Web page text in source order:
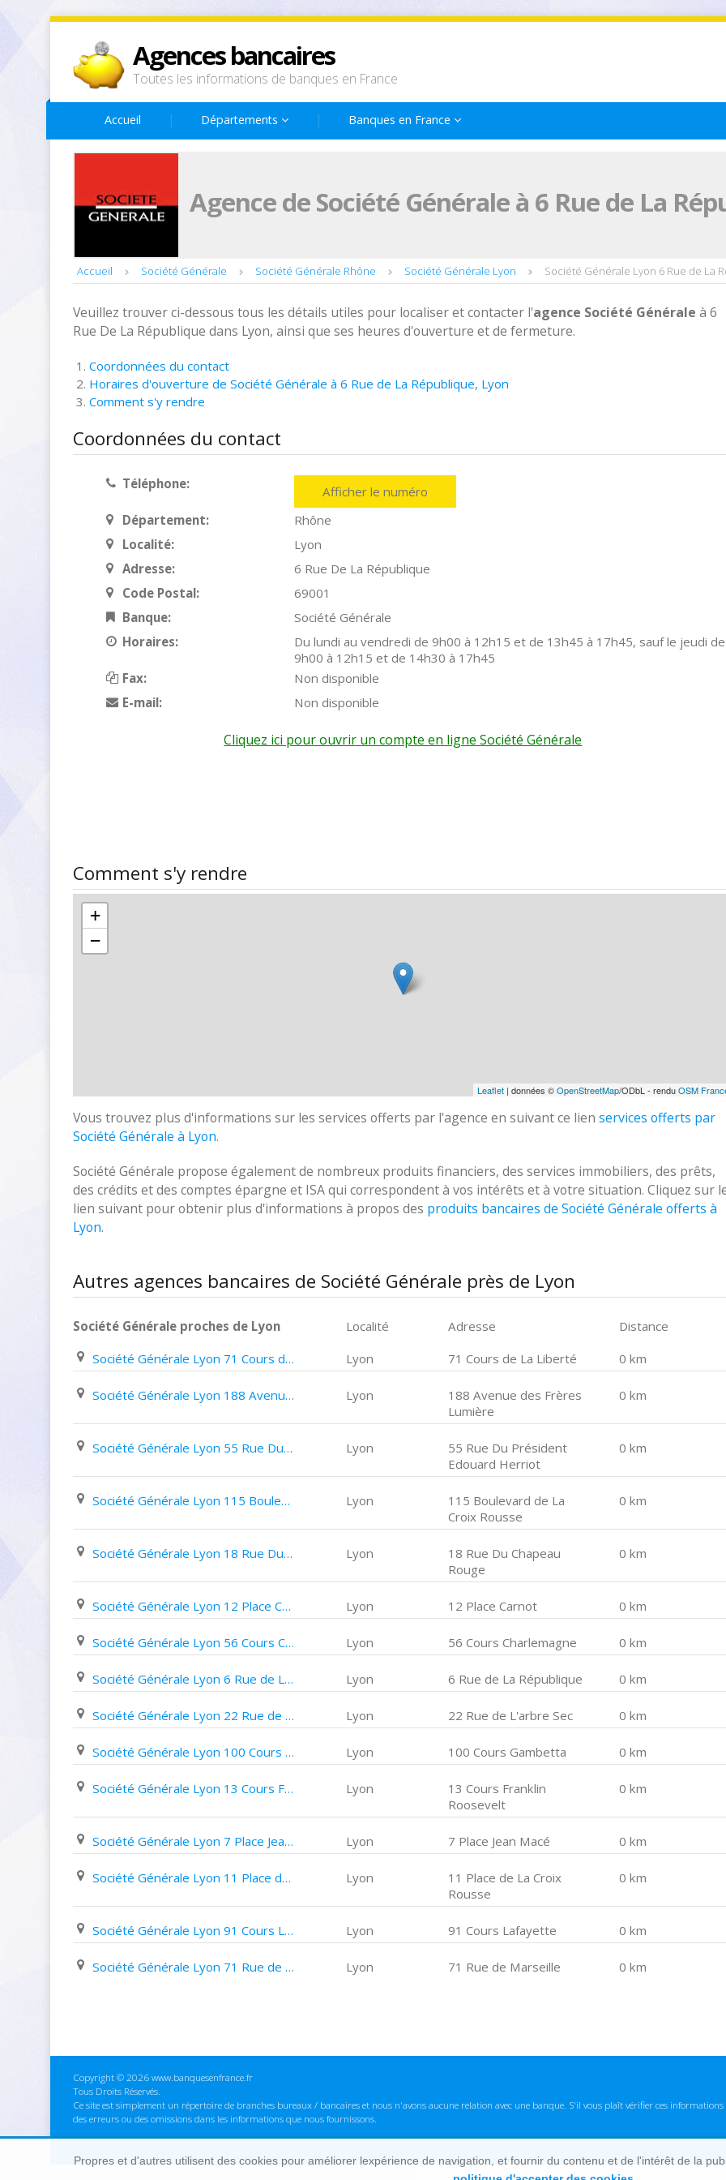
Agences bancaires
Toutes les informations de banques en France
Accueil Départements Banques en France
Agence de Société Générale à 6 Rue de La
Accueil Société Générale Société Générale Rhône Société Générale Lyon Société Générale Lyon 6 Rue de La
Veuillez trouver ci-dessous tous les détails utiles pour localiser et contacter l'agence Société Générale à 6
Rue De La République dans Lyon, ainsi que ses heures d'ouverture et de fermeture.
Coordonnées du contact
Horaires d'ouverture de Société Générale à 6 Rue de La République, Lyon
Comment s'y rendre
Coordonnées du contact
Téléphone:
Afficher le numéro
Département:
Rhône
Localité:
Lyon
Adresse:
6 Rue De La République
Code Postal:
69001
Banque:
Société Générale
Horaires:
Du lundi au vendredi de 9h00 à 12h15 et de 13h45 à 17h45, sauf le jeudi de
9h00 à 12h15 et de 14h30 à 17h45
Fax:
Non disponible
E-mail:
Non disponible
Cliquez ici pour ouvrir un compte en ligne Société Générale
Comment s'y rendre
+
−
Leaflet| données ©OpenStreetMap/ODbL - renduOSM
Vous trouvez plus d'informations sur les services offerts par l'agence en suivant ce lien services offerts par
Société Générale à Lyon.
Société Générale propose également de nombreux produits financiers, des services immobiliers, des prêts,
des crédits et des comptes épargne et ISA qui correspondent à vos intérêts et à votre situation. Cliquez sur
lien suivant pour obtenir plus d'informations à propos des produits bancaires de Société Générale offerts à
Lyon.
Autres agences bancaires de Société Générale près de Lyon
Société Générale proches de Lyon Localité Adresse
Distance
Société Générale Lyon 71 Cours de La Liberté
Lyon 71 Cours de La Liberté 0 km
Société Générale Lyon 188 Avenue des Frères Lumière Lyon
188 Avenue des Frères
Lumière
0 km
Société Générale Lyon 55 Rue Du Président Edouard Herriot Lyon
55 Rue Du Président
Edouard Herriot
0 km
Société Générale Lyon 115 Boulevard de La Croix Rousse Lyon
115 Boulevard de La
Croix Rousse
0 km
Société Générale Lyon 18 Rue Du Chapeau Rouge Lyon
18 Rue Du Chapeau
Rouge
0 km
Société Générale Lyon 12 Place Carnot Lyon 12 Place Carnot 0 km
Société Générale Lyon 56 Cours Charlemagne Lyon 56 Cours Charlemagne 0 km
Société Générale Lyon 6 Rue de La République Lyon 6 Rue de La République 0 km
Société Générale Lyon 22 Rue de L'arbre Sec Lyon 22 Rue de L'arbre Sec 0 km
Société Générale Lyon 100 Cours Gambetta Lyon 100 Cours Gambetta 0 km
Société Générale Lyon 13 Cours Franklin Roosevelt Lyon
13 Cours Franklin
Roosevelt
0 km
Société Générale Lyon 7 Place Jean Macé Lyon 7 Place Jean Macé 0 km
Société Générale Lyon 11 Place de La Croix Rousse Lyon
11 Place de La Croix
Rousse
0 km
Société Générale Lyon 91 Cours Lafayette Lyon 91 Cours Lafayette 0 km
Société Générale Lyon 71 Rue de Marseille Lyon 71 Rue de Marseille 0 km
Copyright © 2026 www.banquesenfrance.fr
Tous Droits Réservés.
Ce site est simplement un répertoire de branches bureaux / bancaires et nous n'avons aucune relation avec une banque. S'il vous plaît vérifier ces
des erreurs ou des omissions dans les informations que nous fournissons.
Propres et d'autres utilisent des cookies pour améliorer lexpérience de navigation, et fournir du contenu et de l'intérêt de la